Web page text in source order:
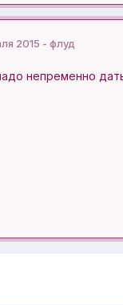
2015 - флуд
непременно